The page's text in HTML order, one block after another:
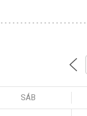
SÁB